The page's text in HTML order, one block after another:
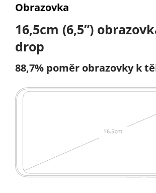
Obrazovka
16,5cm (6,5”)
drop
88,7% poměr obrazovky k